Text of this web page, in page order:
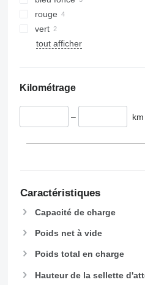
rouge
vert
tout afficher
Kilométrage
– km
Caractéristiques
Capacité de charge
Poids net à vide
Poids total en charge
Hauteur de la sellette